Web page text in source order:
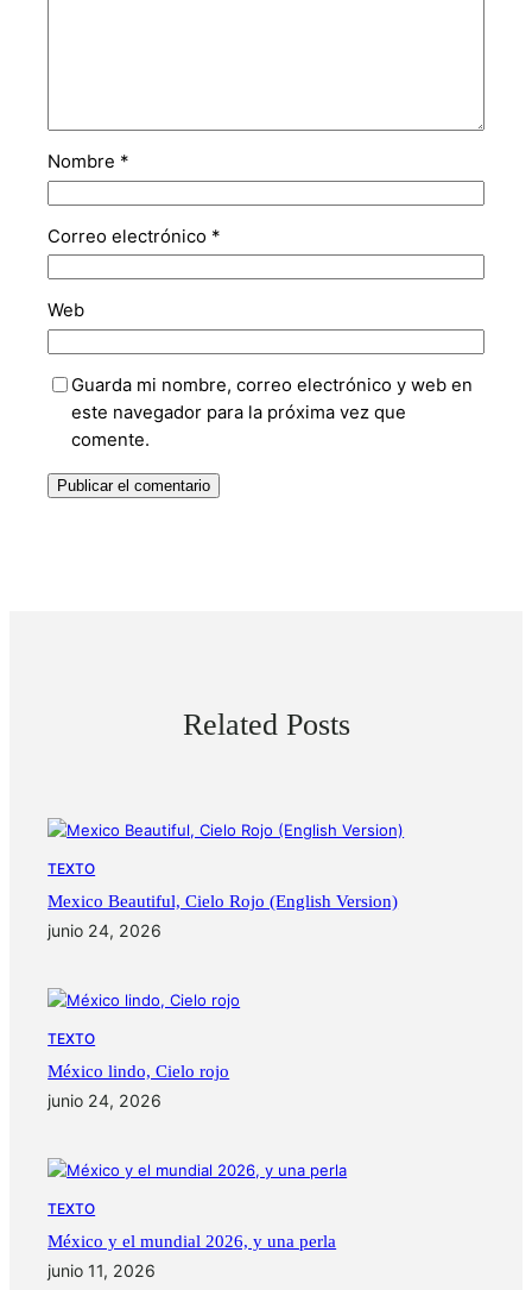
Nombre *
Correo electrónico *
Web
Guarda mi nombre, correo electrónico y web en
este navegador para la próxima vez que
comente.
Related Posts
TEXTO
Mexico Beautiful, Cielo Rojo (English Version)
junio 24, 2026
TEXTO
México lindo, Cielo rojo
junio 24, 2026
TEXTO
México y el mundial 2026, y una perla
junio 11, 2026